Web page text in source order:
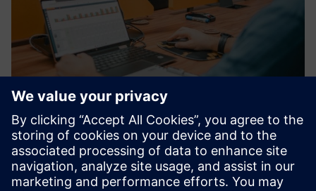
nPlan - Planning App
NPLAN is an advanced productive scenario planning
platform that generates production planning scenarios
agile, reliable and collaboratively, accelerating your supply
chain's digital transformation.